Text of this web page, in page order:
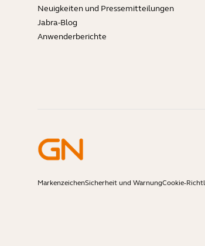
Neuigkeiten und Pressemitteilungen
Jabra-Blog
Anwenderberichte
MarkenzeichenSicherheit und WarnungCookie-